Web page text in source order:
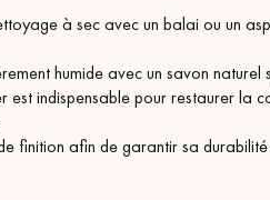
à sec avec un balai ou un
humide avec un savon naturel
est indispensable pour restaurer la
finition afin de garantir sa